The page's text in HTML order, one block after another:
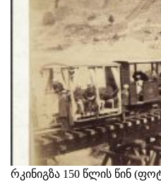
რკინიგზა 150 წლის წინ